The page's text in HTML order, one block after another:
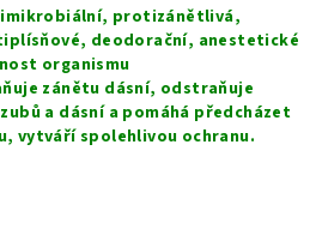
protizánětlivá,
deodorační, anestetické
organismu
zánětu dásní, odstraňuje
a dásní a pomáhá předcházet
vytváří spolehlivou ochranu.